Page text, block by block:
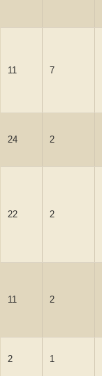
11 7
24 2
22 2
11 2
2 1